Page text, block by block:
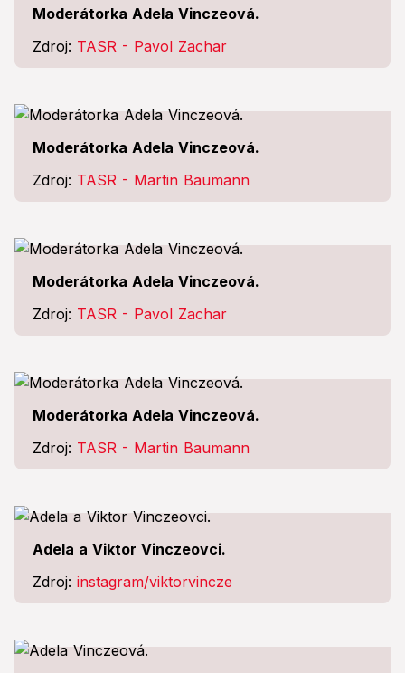
Moderátorka Adela Vinczeová.
Zdroj: TASR - Pavol Zachar
Moderátorka Adela Vinczeová.
Zdroj: TASR - Martin Baumann
Moderátorka Adela Vinczeová.
Zdroj: TASR - Pavol Zachar
Moderátorka Adela Vinczeová.
Zdroj: TASR - Martin Baumann
Adela a Viktor Vinczeovci.
Zdroj: instagram/viktorvincze